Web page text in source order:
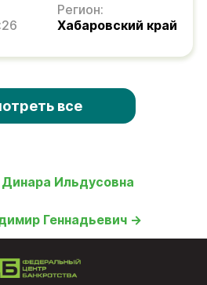
Регион:
Хабаровский край
все
Ильдусовна
Геннадьевич →